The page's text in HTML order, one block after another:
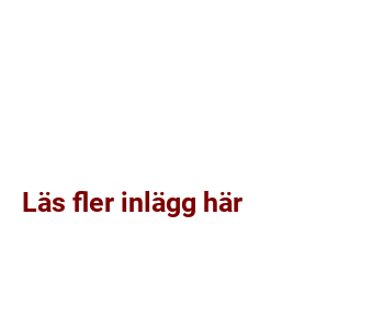
Läs fler inlägg här